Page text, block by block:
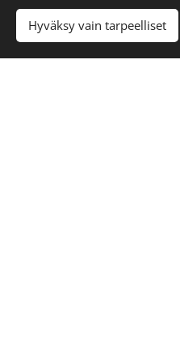
Lisää
Hyväksy vain tarpeelliset